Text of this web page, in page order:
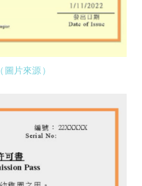
（圖片來源）